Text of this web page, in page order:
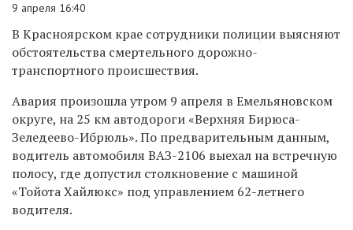
9 апреля 16:40
В Красноярском крае сотрудники полиции выясняют
обстоятельства смертельного дорожно-
транспортного происшествия.
Авария произошла утром 9 апреля в Емельяновском
округе, на 25 км автодороги «Верхняя Бирюса-
Зеледеево-Ибрюль». По предварительным данным,
водитель автомобиля ВАЗ-2106 выехал на встречную
полосу, где допустил столкновение с машиной
«Тойота Хайлюкс» под управлением 62-летнего
водителя.